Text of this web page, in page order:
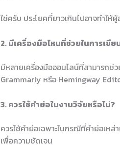
ใช่ครับ ประโยคที่ยาวเกินไปอาจทำให้
2. มีเครื่องมือไหนที่ช่วยในการเขีย
มีหลายเครื่องมือออนไลน์ที่สามารถช่
Grammarly หรือ Hemingway
3. ควรใช้คำย่อในงานวิจัยหรือไม่?
ควรใช้คำย่อเฉพาะในกรณีที่คำย่อเหล่
เพื่อความชัดเจน